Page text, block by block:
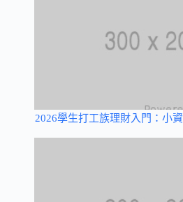
2026學生打工族理財入門：小